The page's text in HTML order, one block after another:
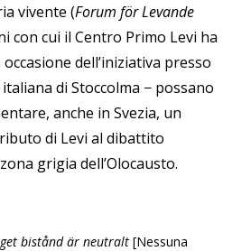
vivente (Forum för Levande
con cui il Centro Primo Levi ha
dell’iniziativa presso
di Stoccolma − possano
anche in Svezia, un
di Levi al dibattito
grigia dell’Olocausto.
bistånd är neutralt [Nessuna